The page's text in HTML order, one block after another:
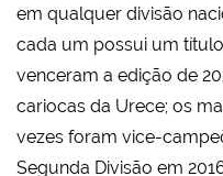
em qualquer divisão
cada um possui um
venceram a edição de
cariocas da Urece; os
vezes foram vice-
Segunda Divisão em